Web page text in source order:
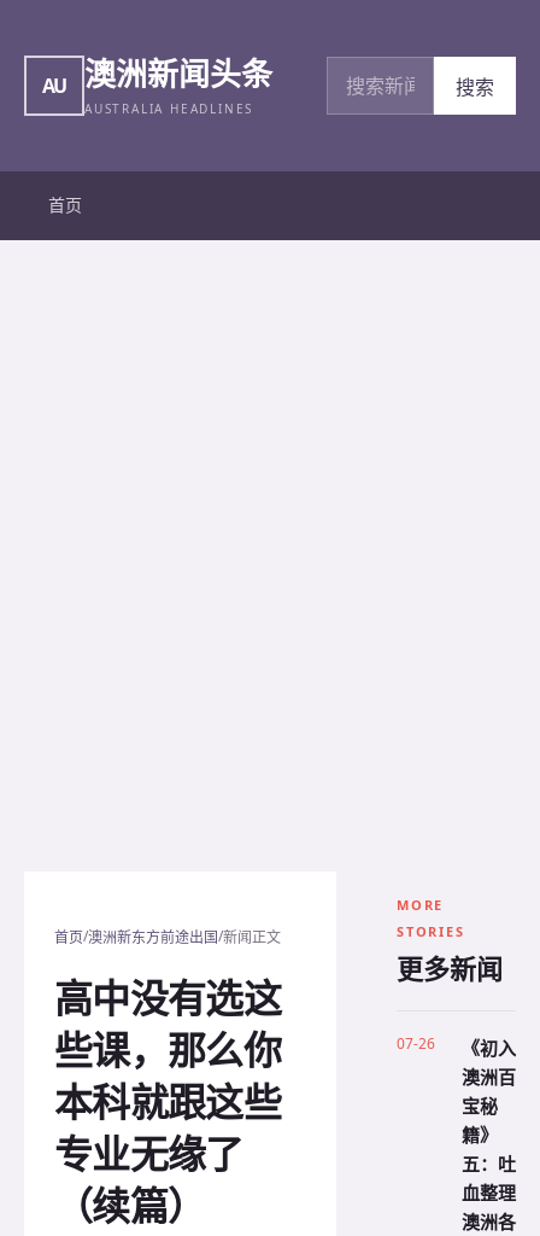
AU 澳洲新闻头条
AUSTRALIA HEADLINES
搜索新闻
搜索
首页
首页/澳洲新东方前途出国/新闻正文
高中没有选这
些课，那么你
本科就跟这些
专业无缘了
（续篇）
MORE
STORIES
更多新闻
07-26
《初入
澳洲百
宝秘
籍》
五：吐
血整理
澳洲各